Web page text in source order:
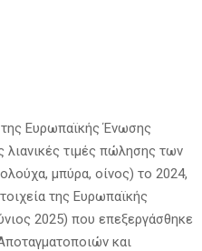
Ευρωπαϊκής Ένωσης
τιμές πώλησης των
μπύρα, οίνος) το 2024,
της Ευρωπαϊκής
2025) που επεξεργάσθηκε
και